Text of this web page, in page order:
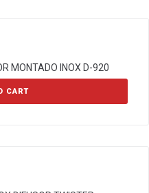
MONTADO INOX D-920
CART